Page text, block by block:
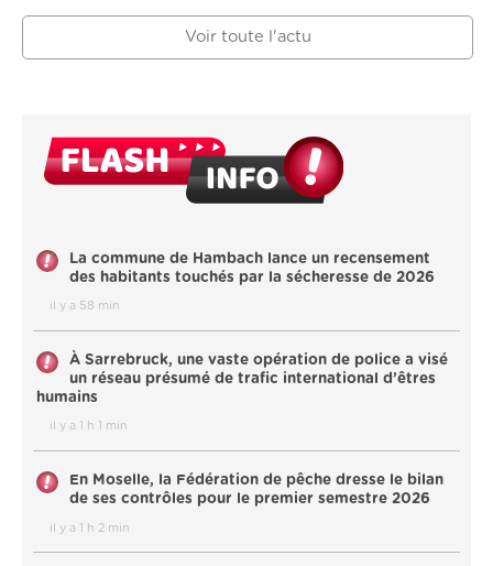
Voir toute l'actu
La commune de Hambach lance un recensement
des habitants touchés par la sécheresse de 2026
il y a 58 min
À Sarrebruck, une vaste opération de police a visé
un réseau présumé de trafic international d’êtres
humains
il y a 1 h 1 min
En Moselle, la Fédération de pêche dresse le bilan
de ses contrôles pour le premier semestre 2026
il y a 1 h 2 min